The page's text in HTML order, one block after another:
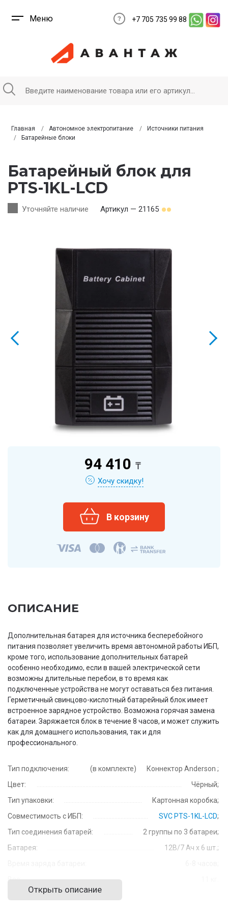
Меню +7 705 735 99 88
Главная Автономное электропитание
Источники питания
Батарейные блоки
Батарейный блок для
PTS-1KL-LCD
Уточняйте наличие Артикул — 21165
94 410 ₸
Хочу скидку!
ОПИСАНИЕ
Дополнительная батарея для источника бесперебойного
питания позволяет увеличить время автономной работы ИБП,
кроме того, использование дополнительных батарей
особенно необходимо, если в вашей электрической сети
возможны длительные перебои, в то время как
подключенные устройства не могут оставаться без питания.
Герметичный свинцово-кислотный батарейный блок имеет
встроенное зарядное устройство. Возможна горячая замена
батареи. Заряжается блок в течение 8 часов, и может служить
как для домашнего использования, так и для
профессионального.
Тип подключения: Коннектор Anderson
(в комплекте)
;
Цвет:
Чёрный;
Тип упаковки:
Картонная коробка;
Совместимость с ИБП:
SVC PTS-1KL-LCD;
Тип соединения батарей:
2 группы по 3 батареи;
Батарея:
12В/7 Ач х 6 шт.;
Вес:
Открыть описание